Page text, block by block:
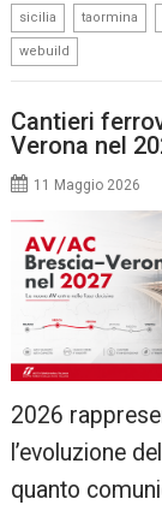
sicilia taormina
webuild
Cantieri
Verona nel
11 Maggio 2026
2026
l’evoluzione
quanto